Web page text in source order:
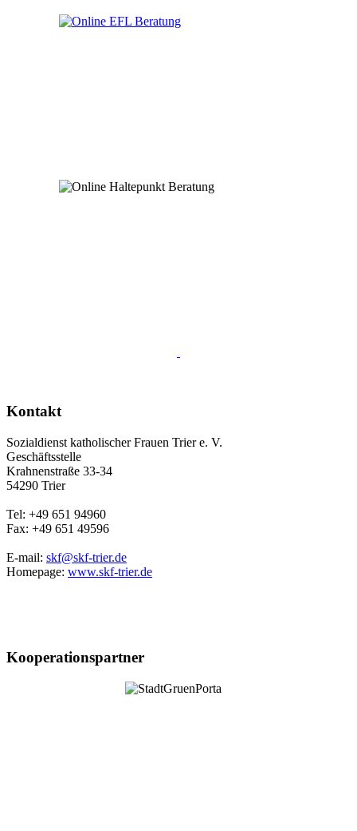
Kontakt
Sozialdienst katholischer Frauen Trier e. V.
Geschäftsstelle
Krahnenstraße 33-34
54290 Trier
Tel: +49 651 94960
Fax: +49 651 49596
E-mail: skf@skf-trier.de
Homepage: www.skf-trier.de
Kooperationspartner